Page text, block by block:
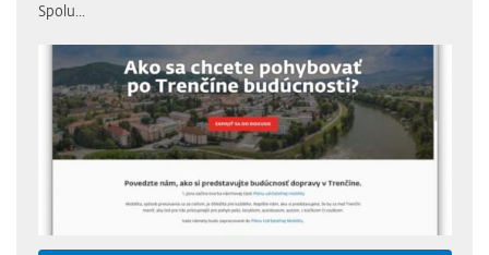
Spolu...